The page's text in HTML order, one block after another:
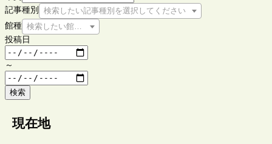
記事種別
検索したい記事種別を選択してください
館種 検索したい館種を選択してください
投稿日
～
検索
現在地